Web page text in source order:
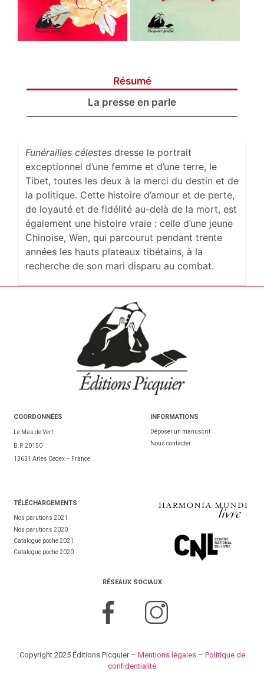
Résumé
La presse en parle
Funérailles célestes dresse le portrait
exceptionnel d’une femme et d’une terre, le
Tibet, toutes les deux à la merci du destin et de
la politique. Cette histoire d’amour et de perte,
de loyauté et de fidélité au-delà de la mort, est
également une histoire vraie : celle d’une jeune
Chinoise, Wen, qui parcourut pendant trente
années les hauts plateaux tibétains, à la
recherche de son mari disparu au combat.
COORDONNÉES
Le Mas de Vert
B.P. 20150
13631 Arles Cedex – France
INFORMATIONS
Déposer un manuscrit
Nous contacter
TÉLÉCHARGEMENTS
Nos parutions 2021
Nos parutions 2020
Catalogue poche 2021
Catalogue poche 2020
RÉSEAUX SOCIAUX
Copyright 2025 Éditions Picquier – Mentions légales– Politique de
confidentialité